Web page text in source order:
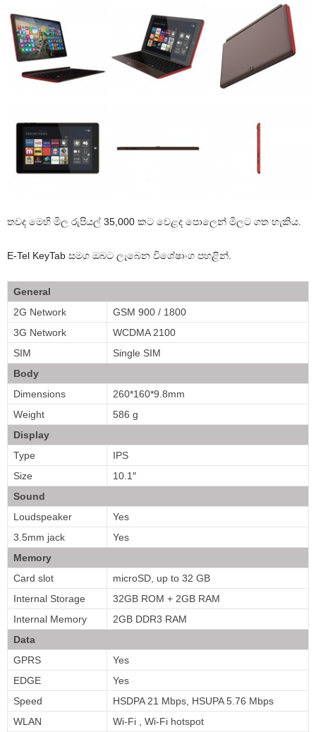
තවද මෙහි මිල රුපියල් 35,000 කට වෙළද පොලෙන් මිලට ගත හැකිය.
E-Tel KeyTab සමග ඔබට ලැබෙන විශේෂාංග පහළින්.
General
2G Network
GSM 900 / 1800
3G Network
WCDMA 2100
SIM
Single SIM
Body
Dimensions
260*160*9.8mm
Weight
586 g
Display
Type
IPS
Size
10.1″
Sound
Loudspeaker
Yes
3.5mm jack
Yes
Memory
Card slot
microSD, up to 32 GB
Internal Storage
32GB ROM + 2GB RAM
Internal Memory
2GB DDR3 RAM
Data
GPRS
Yes
EDGE
Yes
Speed
HSDPA 21 Mbps, HSUPA 5.76 Mbps
WLAN
Wi-Fi , Wi-Fi hotspot